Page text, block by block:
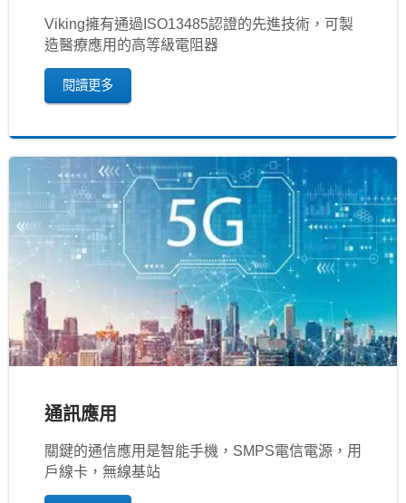
Viking擁有通過ISO13485認證的先進技術，可製
造醫療應用的高等級電阻器
閱讀更多
通訊應用
關鍵的通信應用是智能手機，SMPS電信電源，用
戶線卡，無線基站